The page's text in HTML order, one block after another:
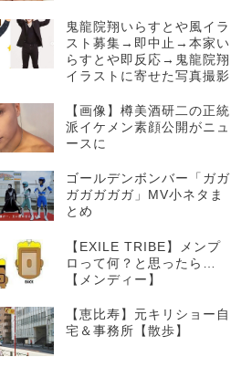
鬼龍院翔いらすとや風イラ
スト募集→即中止→本家い
らすとや即反応→鬼龍院翔
イラストに寄せた写真撮影
【画像】樽美酒研二の正統
派イケメン素顔公開がニュ
ースに
ゴールデンボンバー「ガガ
ガガガガガ」MV小ネタま
とめ
【EXILE TRIBE】メンプ
ロって何？と思ったら…
【メンディー】
【恵比寿】元キリショー自
宅＆事務所【散歩】